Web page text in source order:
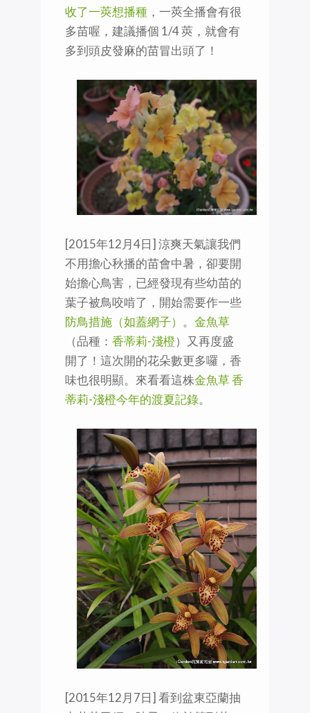
收了一莢想播種 ，一莢全播會有很
多苗喔，建議播個 1/4 莢，就會有
多到頭皮發麻的苗冒出頭了！
[2015年12月4日] 涼爽天氣讓我們
不用擔心秋播的苗會中暑，卻要開
始擔心鳥害，已經發現有些幼苗的
葉子被鳥咬啃了，開始需要作一些
防鳥措施（如蓋網子） 。 金魚草
（品種： 香蒂莉-淺橙）又再度盛
開了！這次開的花朵數更多囉，香
味也很明顯。來看看這株金魚草 香
蒂莉-淺橙今年的渡夏記錄。
[2015年12月7日] 看到盆東亞蘭抽